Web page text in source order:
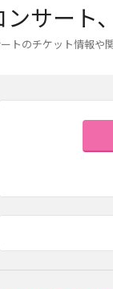
サート
トのチケット情報や